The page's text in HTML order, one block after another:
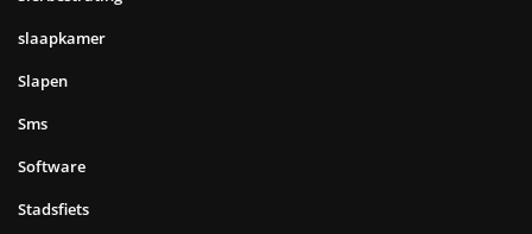
slaapkamer
Slapen
Sms
Software
Stadsfiets